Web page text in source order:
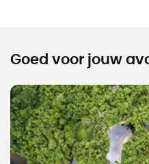
Goed voor jouw